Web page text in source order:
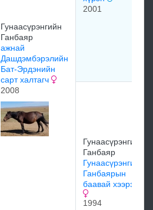
Гунаасүрэнгийн
Ганбаяр
ажнай
Дашдэмбэрэлийн
Бат-Эрдэнийн
сарт халтагч
2008
2001
Гунаасүрэнгийн
Ганбаяр
Гунаасүрэнгийн
Ганбаярын
баавай хээрэгч
1994